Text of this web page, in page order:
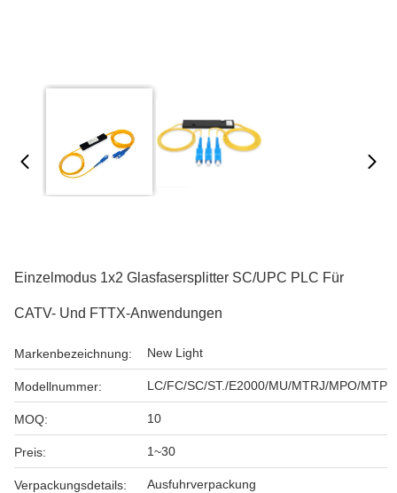
Einzelmodus 1x2 Glasfasersplitter SC/UPC PLC Für
CATV- Und FTTX-Anwendungen
Markenbezeichnung: New Light
Modellnummer: LC/FC/SC/ST./E2000/MU/MTRJ/MPO/MTP
MOQ: 10
Preis: 1~30
Verpackungsdetails: Ausfuhrverpackung